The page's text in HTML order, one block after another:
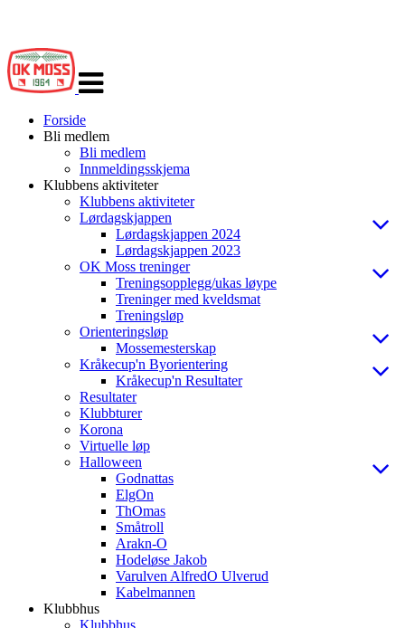
navigasjon
Forside
Bli medlem
Bli medlem
Innmeldingsskjema
Klubbens aktiviteter
Klubbens aktiviteter
Lørdagskjappen
Lørdagskjappen 2024
Lørdagskjappen 2023
OK Moss treninger
Treningsopplegg/ukas løype
Treninger med kveldsmat
Treningsløp
Orienteringsløp
Mossemesterskap
Kråkecup'n Byorientering
Kråkecup'n Resultater
Resultater
Klubbturer
Korona
Virtuelle løp
Halloween
Godnattas
ElgOn
ThOmas
Småtroll
Arakn-O
Hodeløse Jakob
Varulven AlfredO Ulverud
Kabelmannen
Klubbhus
Klubbhus